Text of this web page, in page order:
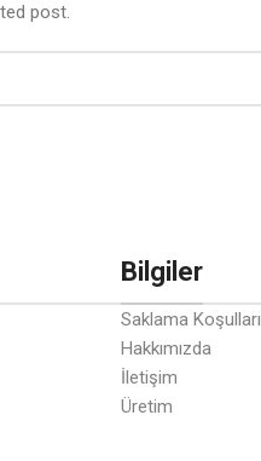
post.
Bilgiler
Saklama Koşulları
Hakkımızda
İletişim
Üretim